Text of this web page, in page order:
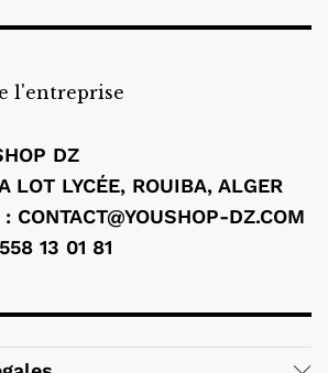
l'entreprise
DZ
LOT LYCÉE, ROUIBA, ALGER
CONTACT@YOUSHOP-DZ.COM
13 01 81